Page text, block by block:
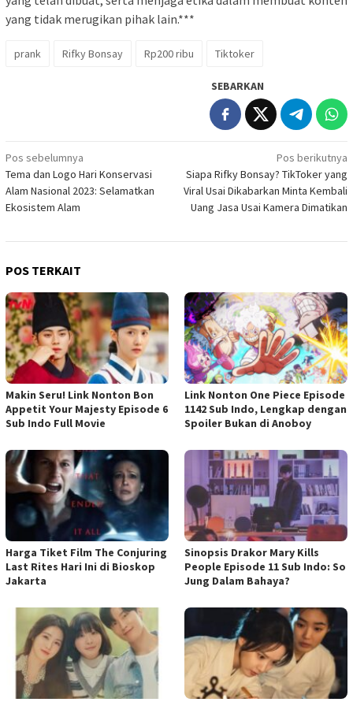
yang tidak merugikan pihak lain.***
prank Rifky Bonsay Rp200 ribu Tiktoker
SEBARKAN
Navigasi
pos
Pos sebelumnya
Tema dan Logo Hari Konservasi
Alam Nasional 2023: Selamatkan
Ekosistem Alam
Pos berikutnya
Siapa Rifky Bonsay? TikToker yang
Viral Usai Dikabarkan Minta Kembali
Uang Jasa Usai Kamera Dimatikan
POS TERKAIT
Makin Seru! Link Nonton Bon
Appetit Your Majesty Episode 6
Sub Indo Full Movie
Link Nonton One Piece Episode
1142 Sub Indo, Lengkap dengan
Spoiler Bukan di Anoboy
Harga Tiket Film The Conjuring
Last Rites Hari Ini di Bioskop
Jakarta
Sinopsis Drakor Mary Kills
People Episode 11 Sub Indo: So
Jung Dalam Bahaya?